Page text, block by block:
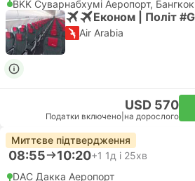
BKK Суварнабхумі Аеропорт, Бангкок
Економ | Політ
Air Arabia
USD 570
Податки включено на дорослого
Миттєве підтвердження
08:55 10:20+1 1д і 25хв
DAC Дакка Аеропорт